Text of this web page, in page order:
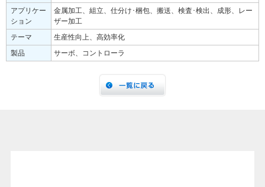
アプリケー
ション
金属加工、組立、仕分け･梱包、搬送、検査･検出、成形、レー
ザー加工
テーマ
生産性向上、高効率化
製品
サーボ、コントローラ